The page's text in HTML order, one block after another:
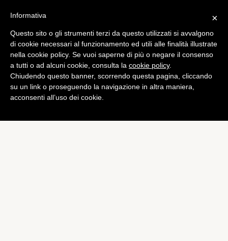
Bundesliga
Dortmund, a Mkhitaryan la
numero 10
di Emiliano Storace
×
Informativa
Questo sito o gli strumenti terzi da questo utilizzati si avvalgono
di cookie necessari al funzionamento ed utili alle finalità illustrate
nella cookie policy. Se vuoi saperne di più o negare il consenso
a tutti o ad alcuni cookie, consulta la cookie policy.
Chiudendo questo banner, scorrendo questa pagina, cliccando
su un link o proseguendo la navigazione in altra maniera,
acconsenti all’uso dei cookie.